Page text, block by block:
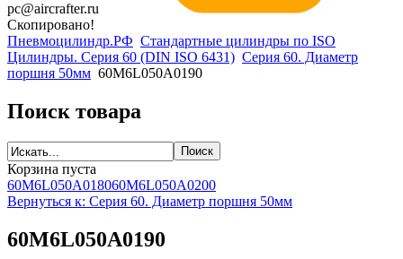
pc@aircrafter.ru
Скопировано!
Пневмоцилиндр.РФ Стандартные цилиндры по ISO
Цилиндры. Серия 60 (DIN ISO 6431) Серия 60. Диаметр
поршня 50мм 60M6L050A0190
Поиск товара
Корзина пуста
60M6L050A018060M6L050A0200
Вернуться к: Серия 60. Диаметр поршня 50мм
60M6L050A0190